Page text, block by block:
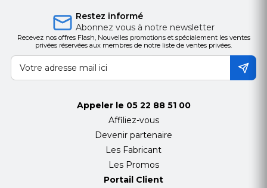
Restez informé
Abonnez vous à notre newsletter
Recevez nos offres Flash, Nouvelles promotions et spécialement les ventes
privées réservées aux membres de notre liste de ventes privées.
Appeler le 05 22 88 51 00
Affiliez-vous
Devenir partenaire
Les Fabricant
Les Promos
Portail Client